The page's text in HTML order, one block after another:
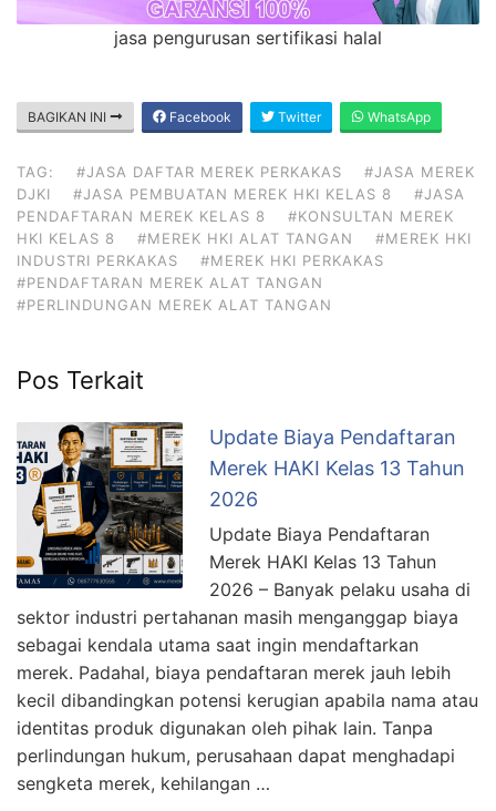
jasa pengurusan sertifikasi halal
BAGIKAN INI Facebook Twitter WhatsApp
TAG: #JASA DAFTAR MEREK PERKAKAS
#JASA MEREK
DJKI
#JASA PEMBUATAN MEREK HKI KELAS 8
#JASA
PENDAFTARAN MEREK KELAS 8
#KONSULTAN MEREK
HKI KELAS 8
#MEREK HKI ALAT TANGAN
#MEREK HKI
INDUSTRI PERKAKAS
#MEREK HKI PERKAKAS
#PENDAFTARAN MEREK ALAT TANGAN
#PERLINDUNGAN MEREK ALAT TANGAN
Pos Terkait
Update Biaya Pendaftaran
Merek HAKI Kelas 13 Tahun
2026
Update Biaya Pendaftaran
Merek HAKI Kelas 13 Tahun
2026 – Banyak pelaku usaha di
sektor industri pertahanan masih menganggap biaya
sebagai kendala utama saat ingin mendaftarkan
merek. Padahal, biaya pendaftaran merek jauh lebih
kecil dibandingkan potensi kerugian apabila nama atau
identitas produk digunakan oleh pihak lain. Tanpa
perlindungan hukum, perusahaan dapat menghadapi
sengketa merek, kehilangan …